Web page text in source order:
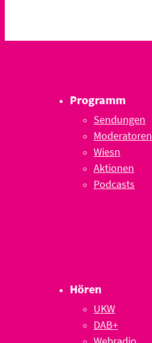
Programm
Sendungen
Moderatoren
Wiesn
Aktionen
Podcasts
Hören
UKW
DAB+